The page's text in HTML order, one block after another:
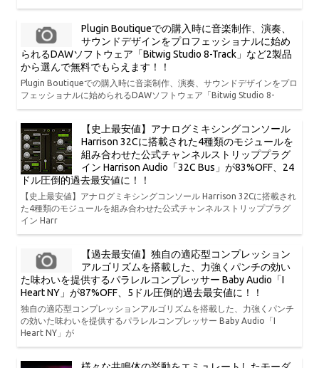
Plugin Boutiqueでの購入時に音楽制作、演奏、
サウンドデザインをプロフェッショナルに始め
られるDAWソフトウェア「Bitwig Studio 8-Track」など2製品
から選んで無料でもらえます！！
Plugin Boutiqueでの購入時に音楽制作、演奏、サウンドデザインをプロ
フェッショナルに始められるDAWソフトウェア「Bitwig Studio 8-
【史上最安値】アナログミキシングコンソール
Harrison 32Cに搭載された4種類のモジュールを
組み合わせた公式チャンネルストリッププラグ
イン Harrison Audio「32C Bus」が83%OFF、24
ドル圧倒的過去最安値に！！
【史上最安値】アナログミキシングコンソール Harrison 32Cに搭載され
た4種類のモジュールを組み合わせた公式チャンネルストリッププラグ
イン Harr
【過去最安値】独自の適応型コンプレッション
アルゴリズムを搭載した、力強くパンチの効い
た味わいを提供するパラレルコンプレッサー Baby Audio「I
Heart NY」が87%OFF、5ドル圧倒的過去最安値に！！
独自の適応型コンプレッションアルゴリズムを搭載した、力強くパンチ
の効いた味わいを提供するパラレルコンプレッサー Baby Audio「I
Heart NY」が